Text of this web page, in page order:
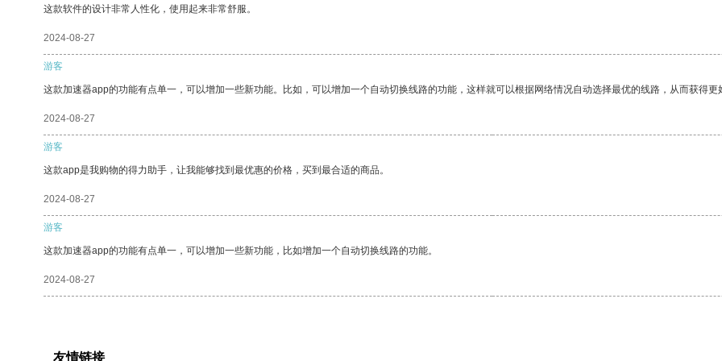
这款软件的设计非常人性化，使用起来非常舒服。
2024-08-27
游客
这款加速器app的功能有点单一，可以增加一些新功能。比如，可以增加一个自动切换线路的功能，这样就可以根据网络情况自动选择最优的线路，从而获得更
2024-08-27
游客
这款app是我购物的得力助手，让我能够找到最优惠的价格，买到最合适的商品。
2024-08-27
游客
这款加速器app的功能有点单一，可以增加一些新功能，比如增加一个自动切换线路的功能。
2024-08-27
友情链接